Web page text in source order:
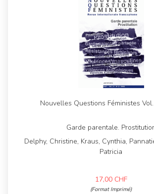
Nouvelles Questions Féministes
Garde parentale.
Delphy, Christine, Kraus, Cynthia,
Patricia
17,00 CHF
(Format Imprimé)